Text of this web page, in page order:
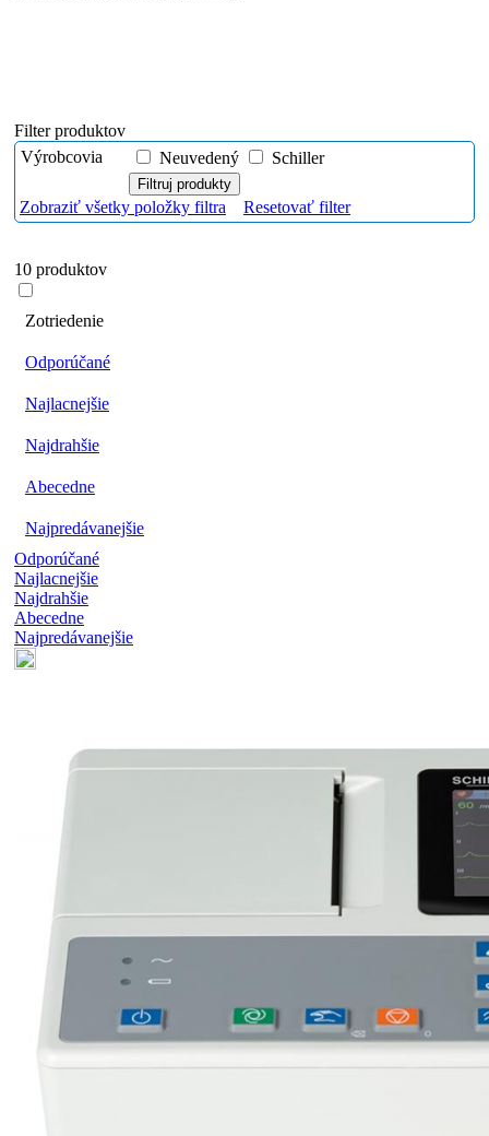
Filter produktov
Výrobcovia
Neuvedený Schiller
Zobraziť všetky položky filtra Resetovať filter
10 produktov
Zotriedenie
Odporúčané
Najlacnejšie
Najdrahšie
Abecedne
Najpredávanejšie
Odporúčané
Najlacnejšie
Najdrahšie
Abecedne
Najpredávanejšie